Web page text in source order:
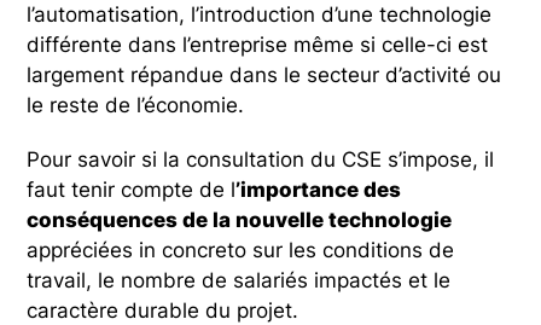
l’automatisation, l’introduction d’une technologie
différente dans l’entreprise même si celle-ci est
largement répandue dans le secteur d’activité ou
le reste de l’économie.
Pour savoir si la consultation du CSE s’impose, il
faut tenir compte de l’importance des
conséquences de la nouvelle technologie
appréciées in concreto sur les conditions de
travail, le nombre de salariés impactés et le
caractère durable du projet.